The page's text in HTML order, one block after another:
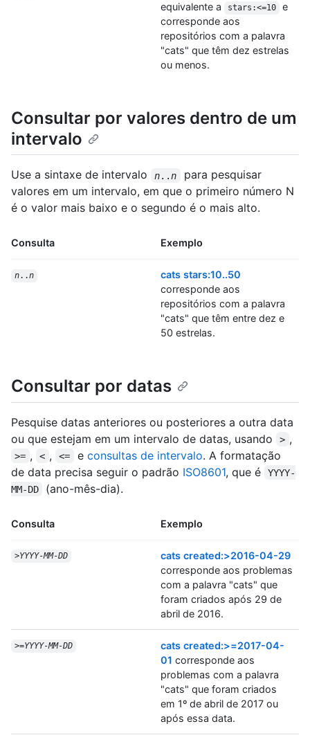
equivalente a
stars:<=10
e
corresponde aos
repositórios com a palavra
"cats" que têm dez estrelas
ou menos.
Consultar por valores dentro de um
intervalo
Use a sintaxe de intervalo n..n
para pesquisar
valores em um intervalo, em que o primeiro número N
é o valor mais baixo e o segundo é o mais alto.
Consulta Exemplo
n..n
cats stars:10..50
corresponde aos
repositórios com a palavra
"cats" que têm entre dez e
50 estrelas.
Consultar por datas
Pesquise datas anteriores ou posteriores a outra data
ou que estejam em um intervalo de datas, usando
> ,
>= , < , <= e consultas de intervalo. A formatação
de data precisa seguir o padrão ISO8601, que é
YYYY-
MM-DD
(ano-mês-dia).
Consulta Exemplo
>YYYY-MM-DD
cats created:>2016-04-29
corresponde aos problemas
com a palavra "cats" que
foram criados após 29 de
abril de 2016.
>=YYYY-MM-DD
cats created:>=2017-04-
01 corresponde aos
problemas com a palavra
"cats" que foram criados
em 1º de abril de 2017 ou
após essa data.